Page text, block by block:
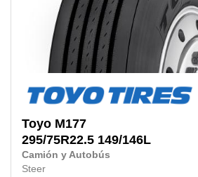
Toyo M177
295/75R22.5 149/146L
Camión y Autobús
Steer